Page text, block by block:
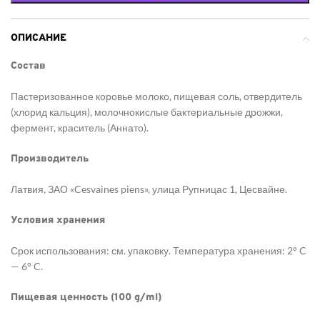
ОПИСАНИЕ
Состав
Пастеризованное коровье молоко, пищевая соль, отвердитель
(хлорид кальция), молочнокислые бактериальные дрожжи,
фермент, краситель (Аннато).
Производитель
Латвия, ЗАО «Cesvaines piens», улица Рупницас 1, Цесвайне.
Условия хранения
Срок использования: см. упаковку. Температура хранения: 2° C
— 6° C.
Пищевая ценность (100 g/ml)